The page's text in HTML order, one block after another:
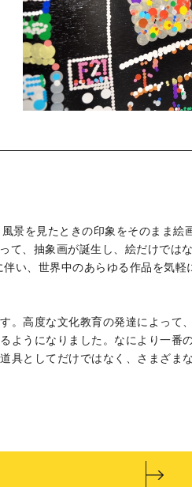
景を見たときの印象をそのまま絵
て、抽象画が誕生し、絵だけでは
い、世界中のあらゆる作品を気軽
。高度な文化教育の発達によって
ようになりました。なにより一番
具としてだけではなく、さまざま